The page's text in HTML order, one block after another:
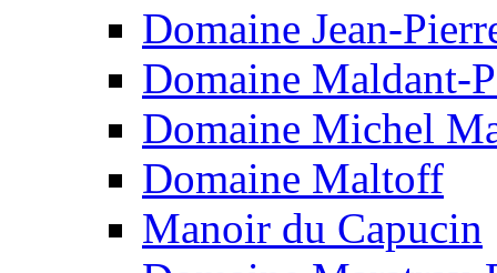
Domaine Jean-
Domaine Maldant-
Domaine Michel
Domaine Maltoff
Manoir du Capucin